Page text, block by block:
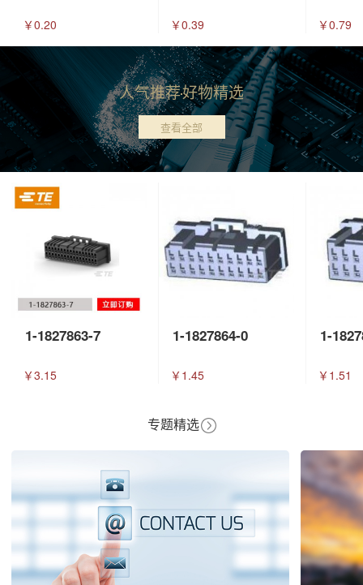
￥0.20 ￥0.39 ￥0.79
人气推荐好物精选
查看全部
1-1827863-7
￥3.15
1-1827864-0
￥1.45
1-
￥1.51
专题精选